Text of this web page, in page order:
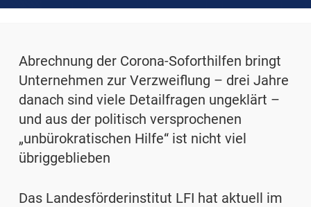
Abrechnung der Corona-Soforthilfen bringt
Unternehmen zur Verzweiflung – drei Jahre
danach sind viele Detailfragen ungeklärt –
und aus der politisch versprochenen
„unbürokratischen Hilfe“ ist nicht viel
übriggeblieben
Das Landesförderinstitut LFI hat aktuell im